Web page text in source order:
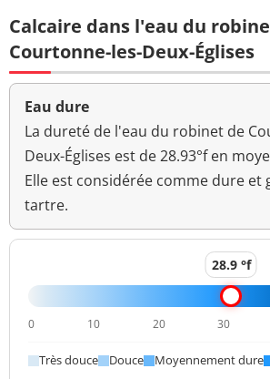
à 22°-68h
6 n/mL
à 36°-44h
8 n/mL
Ammonium (en NH4) <0,020 mg/L
pH 7,6 unité pH
Saveur (qualitatif)
changement
anormal
11,3 mg/L
Titre alcalimétrique
complet
Calcaire dans l'eau du
Courtonne-les-Deux-Églises
Eau dure
La dureté de l'eau du robinet de
Deux-Églises est de 28.93°f en
Elle est considérée comme dure et
tartre.
28.9 °f
0 10 20 30
Très douce Douce Moyennement dure